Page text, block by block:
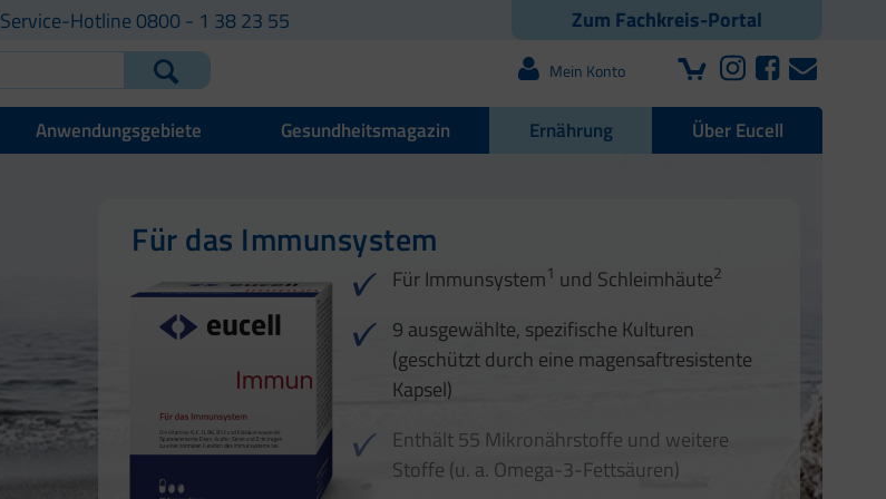
Zum Fachkreis-Portal
Service-Hotline 0800 - 1 38 23 55
Mein Konto
Anwendungsgebiete Gesundheitsmagazin Ernährung Über Eucell
Für das Immunsystem
Für Immunsystem1 und Schleimhäute2
9 ausgewählte, spezifische Kulturen
(geschützt durch eine magensaftresistente
Kapsel)
Enthält 55 Mikronährstoffe und weitere
Stoffe (u. a. Omega-3-Fettsäuren)
Für Haut, Haare und Nägel
1 2 3
4
Für Ihre natürliche Darmflora
3